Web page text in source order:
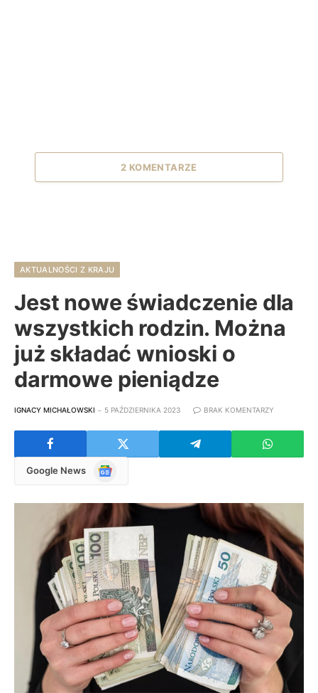
2 KOMENTARZE
AKTUALNOŚCI Z KRAJU
Jest nowe świadczenie dla
wszystkich rodzin. Można
już składać wnioski o
darmowe pieniądze
IGNACY MICHAŁOWSKI 5 PAŹDZIERNIKA 2023 BRAK KOMENTARZY
Google News
Google